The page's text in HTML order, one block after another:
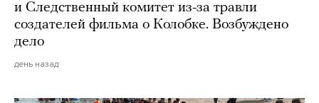
и Следственный комитет из-за травли
создателей фильма о Колобке. Возбуждено
дело
день назад